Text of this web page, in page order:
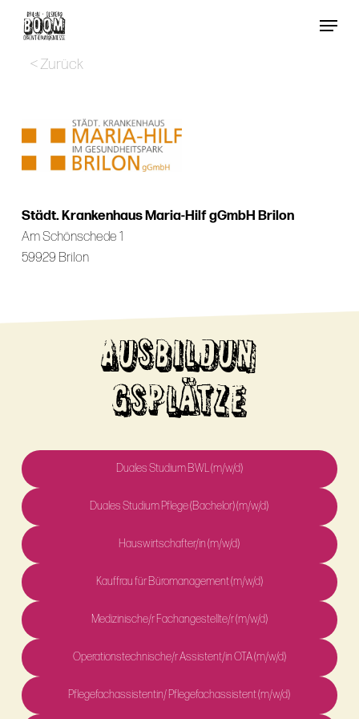
Menu
< Zurück
Städt. Krankenhaus Maria-Hilf gGmbH Brilon
Am Schönschede 1
59929 Brilon
AUSBILDUN
GSPLÄTZE
Duales Studium BWL (m/w/d)
Duales Studium Pflege (Bachelor) (m/w/d)
Hauswirtschafter/in (m/w/d)
Kauffrau für Büromanagement (m/w/d)
Medizinische/r Fachangestellte/r (m/w/d)
Operationstechnische/r Assistent/in OTA (m/w/d)
Pflegefachassistentin/ Pflegefachassistent (m/w/d)